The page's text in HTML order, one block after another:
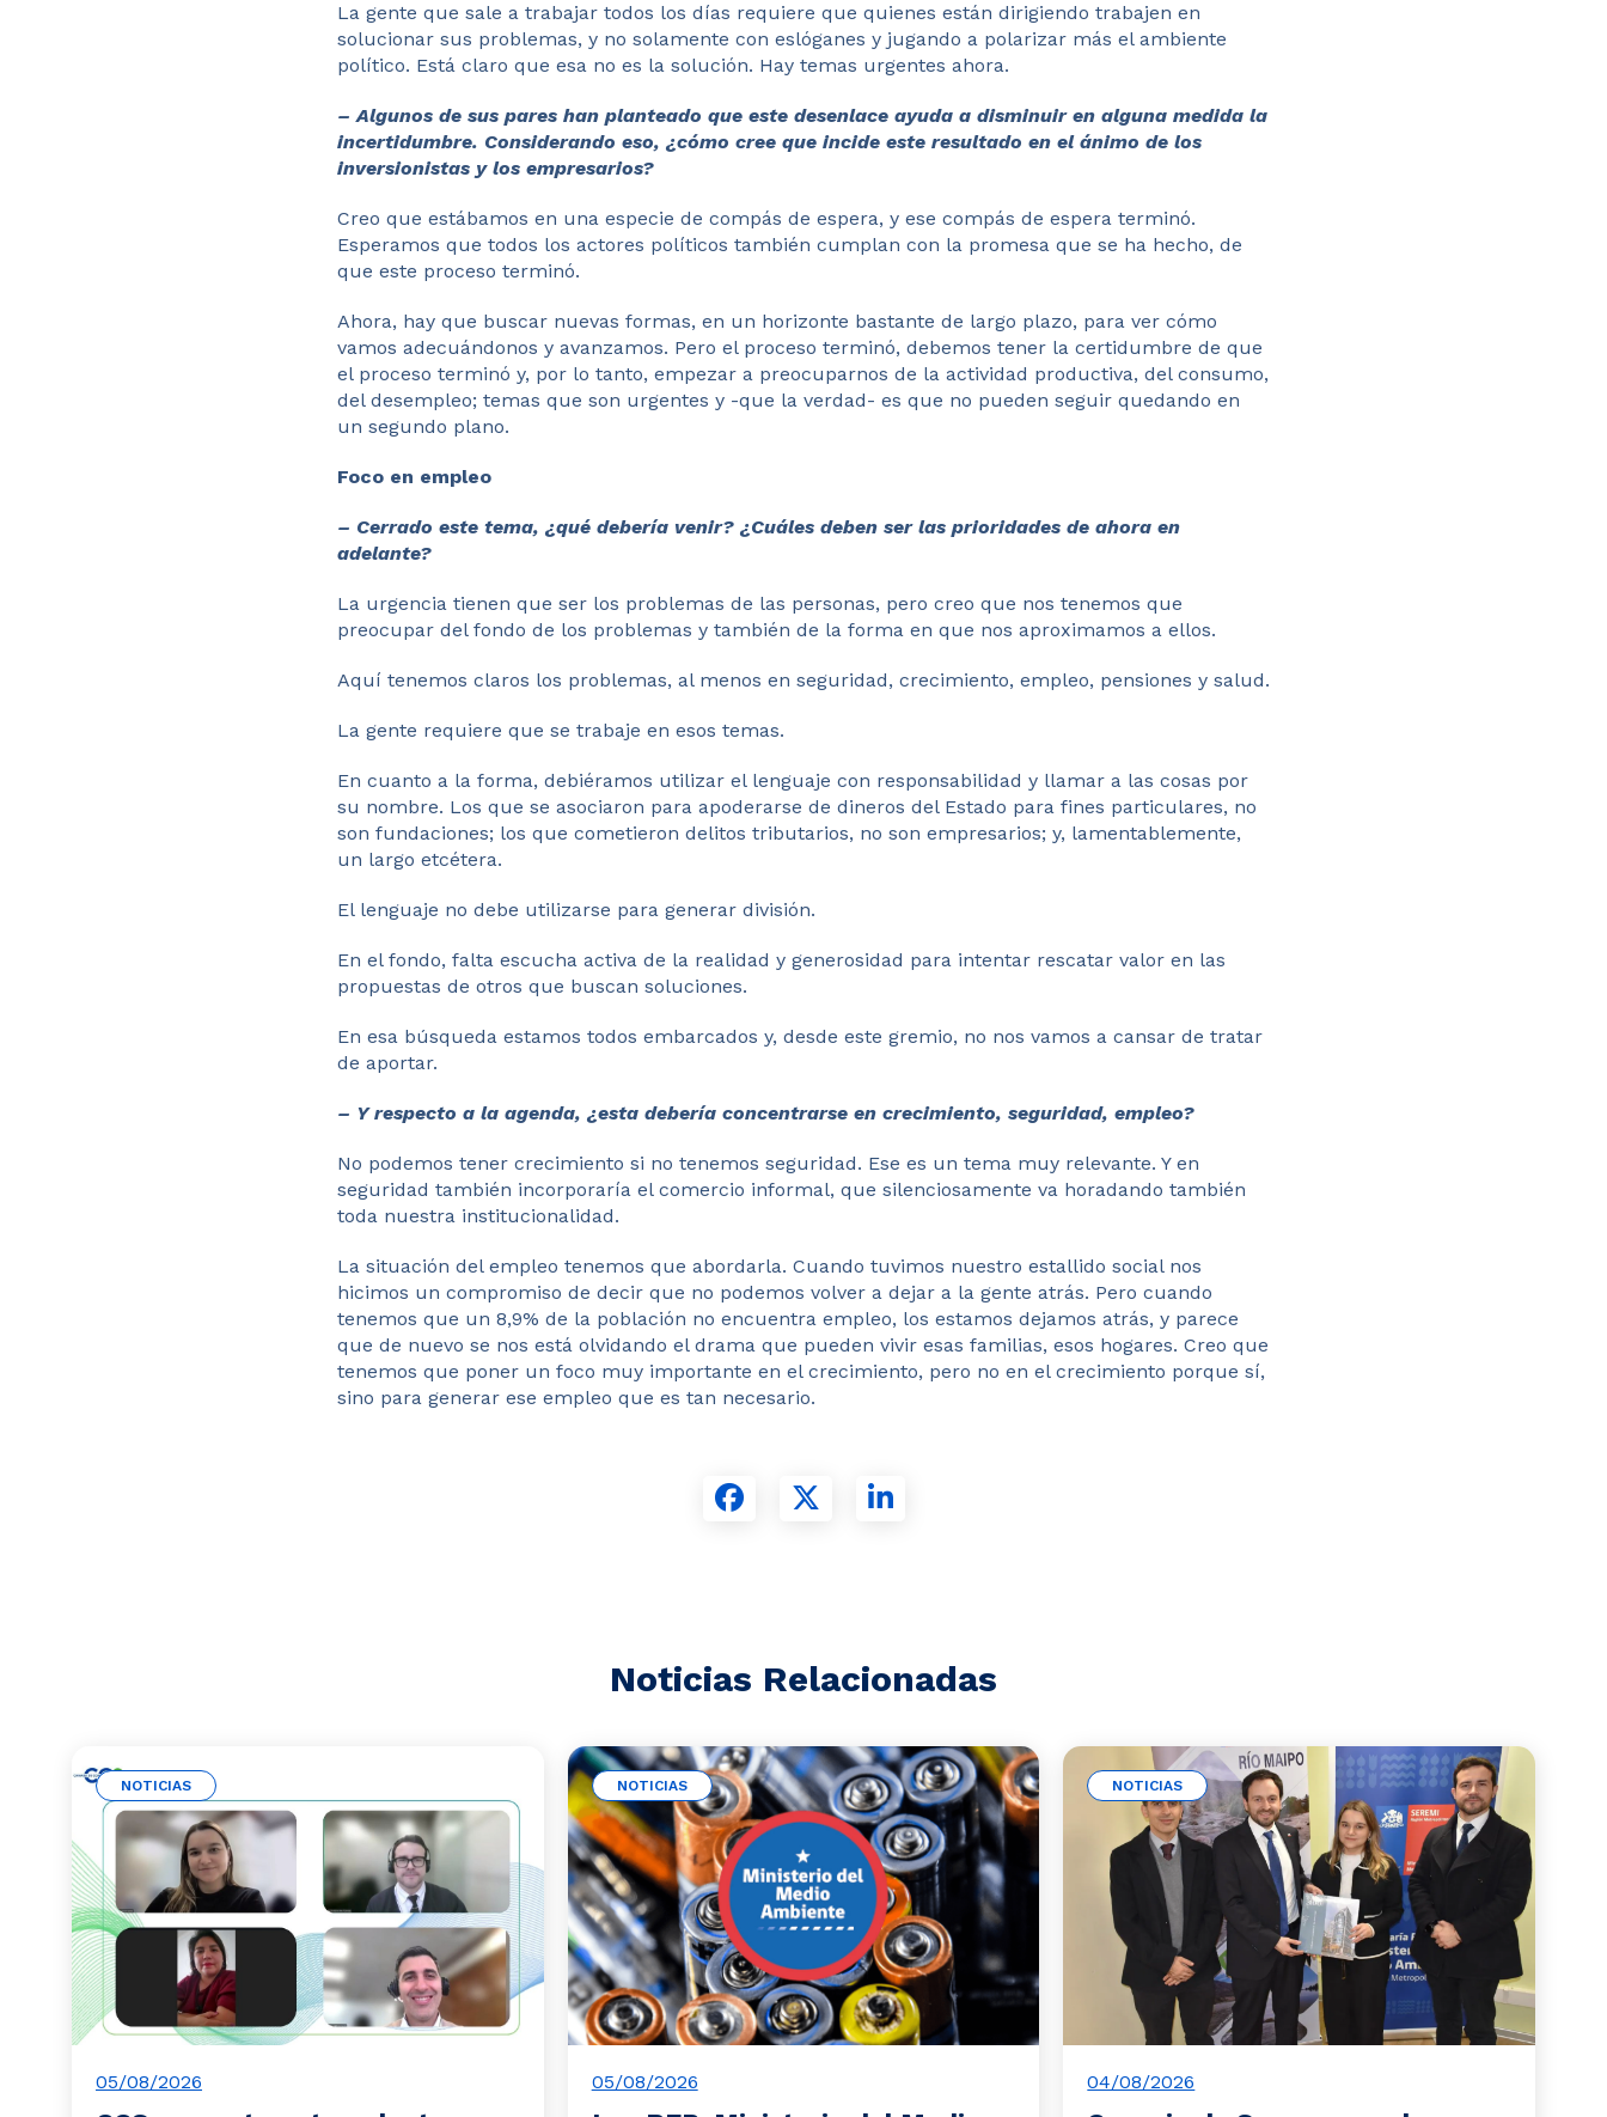
La gente que sale a trabajar todos los días requiere que quienes están dirigiendo trabajen en
solucionar sus problemas, y no solamente con eslóganes y jugando a polarizar más el ambiente
político. Está claro que esa no es la solución. Hay temas urgentes ahora.
– Algunos de sus pares han planteado que este desenlace ayuda a disminuir en alguna medida la
incertidumbre. Considerando eso, ¿cómo cree que incide este resultado en el ánimo de los
inversionistas y los empresarios?
Creo que estábamos en una especie de compás de espera, y ese compás de espera terminó.
Esperamos que todos los actores políticos también cumplan con la promesa que se ha hecho, de
que este proceso terminó.
Ahora, hay que buscar nuevas formas, en un horizonte bastante de largo plazo, para ver cómo
vamos adecuándonos y avanzamos. Pero el proceso terminó, debemos tener la certidumbre de que
el proceso terminó y, por lo tanto, empezar a preocuparnos de la actividad productiva, del consumo,
del desempleo; temas que son urgentes y -que la verdad- es que no pueden seguir quedando en
un segundo plano.
Foco en empleo
– Cerrado este tema, ¿qué debería venir? ¿Cuáles deben ser las prioridades de ahora en
adelante?
La urgencia tienen que ser los problemas de las personas, pero creo que nos tenemos que
preocupar del fondo de los problemas y también de la forma en que nos aproximamos a ellos.
Aquí tenemos claros los problemas, al menos en seguridad, crecimiento, empleo, pensiones y salud.
La gente requiere que se trabaje en esos temas.
En cuanto a la forma, debiéramos utilizar el lenguaje con responsabilidad y llamar a las cosas por
su nombre. Los que se asociaron para apoderarse de dineros del Estado para fines particulares, no
son fundaciones; los que cometieron delitos tributarios, no son empresarios; y, lamentablemente,
un largo etcétera.
El lenguaje no debe utilizarse para generar división.
En el fondo, falta escucha activa de la realidad y generosidad para intentar rescatar valor en las
propuestas de otros que buscan soluciones.
En esa búsqueda estamos todos embarcados y, desde este gremio, no nos vamos a cansar de tratar
de aportar.
– Y respecto a la agenda, ¿esta debería concentrarse en crecimiento, seguridad, empleo?
No podemos tener crecimiento si no tenemos seguridad. Ese es un tema muy relevante. Y en
seguridad también incorporaría el comercio informal, que silenciosamente va horadando también
toda nuestra institucionalidad.
La situación del empleo tenemos que abordarla. Cuando tuvimos nuestro estallido social nos
hicimos un compromiso de decir que no podemos volver a dejar a la gente atrás. Pero cuando
tenemos que un 8,9% de la población no encuentra empleo, los estamos dejamos atrás, y parece
que de nuevo se nos está olvidando el drama que pueden vivir esas familias, esos hogares. Creo que
tenemos que poner un foco muy importante en el crecimiento, pero no en el crecimiento porque sí,
sino para generar ese empleo que es tan necesario.
Noticias Relacionadas
NOTICIAS
05/08/2026
NOTICIAS
05/08/2026
NOTICIAS
04/08/2026